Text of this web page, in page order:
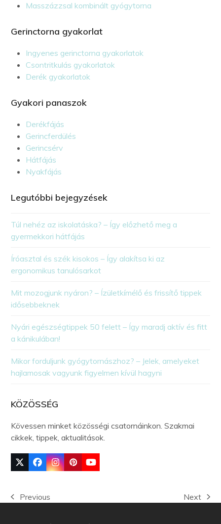
Masszázzsal kombinált gyógytorna
Gerinctorna gyakorlat
Ingyenes gerinctorna gyakorlatok
Csontritkulás gyakorlatok
Derék gyakorlatok
Gyakori panaszok
Derékfájás
Gerincferdülés
Gerincsérv
Hátfájás
Nyakfájás
Legutóbbi bejegyzések
Túl nehéz az iskolatáska? – Így előzhető meg a
gyermekkori hátfájás
Íróasztal és szék kisokos – Így alakítsa ki az
ergonomikus tanulósarkot
Mit mozogjunk nyáron? – Ízületkímélő és frissítő tippek
idősebbeknek
Nyári egészségtippek 50 felett – Így maradj aktív és fitt
a kánikulában!
Mikor forduljunk gyógytornászhoz? – Jelek, amelyeket
hajlamosak vagyunk figyelmen kívül hagyni
KÖZÖSSÉG
Kövessen minket közösségi csatornáinkon. Szakmai
cikkek, tippek, aktualitások.
Previous Next